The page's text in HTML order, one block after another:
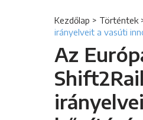
Kezdőlap > Történtek
irányelveit a vasúti
Az